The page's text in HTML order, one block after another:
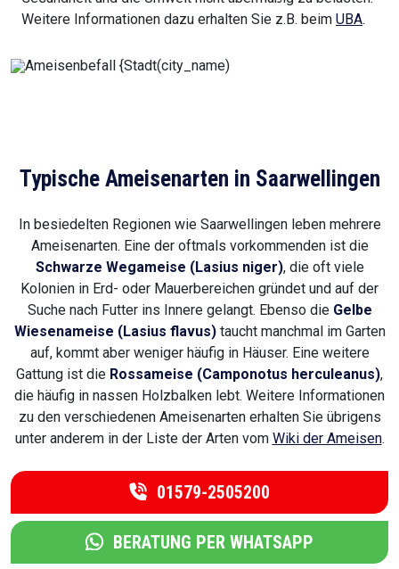
Weitere Informationen dazu erhalten Sie z.B. beim UBA.
Typische Ameisenarten in Saarwellingen
In besiedelten Regionen wie Saarwellingen leben mehrere
Ameisenarten. Eine der oftmals vorkommenden ist die
Schwarze Wegameise (Lasius niger), die oft viele
Kolonien in Erd- oder Mauerbereichen gründet und auf der
Suche nach Futter ins Innere gelangt. Ebenso die Gelbe
Wiesenameise (Lasius flavus)taucht manchmal im Garten
auf, kommt aber weniger häufig in Häuser. Eine weitere
Gattung ist die Rossameise (Camponotus herculeanus),
die häufig in nassen Holzbalken lebt. Weitere Informationen
zu den verschiedenen Ameisenarten erhalten Sie übrigens
unter anderem in der Liste der Arten vom Wiki der Ameisen.
01579-2505200
BERATUNG PER WHATSAPP